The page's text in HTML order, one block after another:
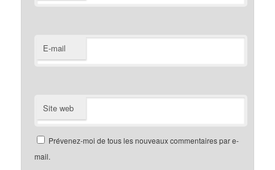
E-mail
Site web
Prévenez-moi de tous les nouveaux commentaires par e-
mail.